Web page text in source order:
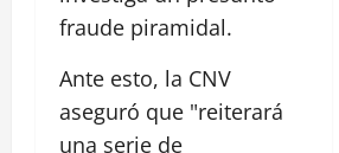
fraude piramidal.
Ante esto, la CNV
aseguró que "reiterará
una serie de